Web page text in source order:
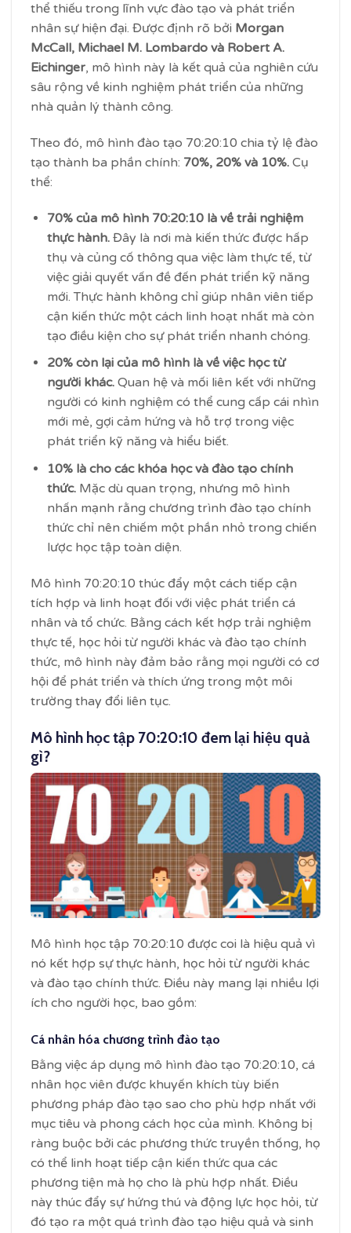
thể thiếu trong lĩnh vực đào tạo và phát triển
nhân sự hiện đại. Được định rõ bởi Morgan
McCall, Michael M. Lombardo và Robert A.
Eichinger, mô hình này là kết quả của nghiên cứu
sâu rộng về kinh nghiệm phát triển của những
nhà quản lý thành công.
Theo đó, mô hình đào tạo 70:20:10 chia tỷ lệ đào
tạo thành ba phần chính: 70%, 20% và 10%. Cụ
thể:
70% của mô hình 70:20:10 là về trải nghiệm
thực hành.Đây là nơi mà kiến thức được hấp
thụ và củng cố thông qua việc làm thực tế, từ
việc giải quyết vấn đề đến phát triển kỹ năng
mới. Thực hành không chỉ giúp nhân viên tiếp
cận kiến thức một cách linh hoạt nhất mà còn
tạo điều kiện cho sự phát triển nhanh chóng.
20% còn lại của mô hình là về việc học từ
người khác.Quan hệ và mối liên kết với những
người có kinh nghiệm có thể cung cấp cái nhìn
mới mẻ, gợi cảm hứng và hỗ trợ trong việc
phát triển kỹ năng và hiểu biết.
10% là cho các khóa học và đào tạo chính
thức.Mặc dù quan trọng, nhưng mô hình
nhấn mạnh rằng chương trình đào tạo chính
thức chỉ nên chiếm một phần nhỏ trong chiến
lược học tập toàn diện.
Mô hình 70:20:10 thúc đẩy một cách tiếp cận
tích hợp và linh hoạt đối với việc phát triển cá
nhân và tổ chức. Bằng cách kết hợp trải nghiệm
thực tế, học hỏi từ người khác và đào tạo chính
thức, mô hình này đảm bảo rằng mọi người có cơ
hội để phát triển và thích ứng trong một môi
trường thay đổi liên tục.
Mô hình học tập 70:20:10 đem lại hiệu quả
gì?
Mô hình học tập 70:20:10 được coi là hiệu quả vì
nó kết hợp sự thực hành, học hỏi từ người khác
và đào tạo chính thức. Điều này mang lại nhiều lợi
ích cho người học, bao gồm:
Cá nhân hóa chương trình đào tạo
Bằng việc áp dụng mô hình đào tạo 70:20:10, cá
nhân học viên được khuyến khích tùy biến
phương pháp đào tạo sao cho phù hợp nhất với
mục tiêu và phong cách học của mình. Không bị
ràng buộc bởi các phương thức truyền thống, họ
có thể linh hoạt tiếp cận kiến thức qua các
phương tiện mà họ cho là phù hợp nhất. Điều
này thúc đẩy sự hứng thú và động lực học hỏi, từ
đó tạo ra một quá trình đào tạo hiệu quả và sinh